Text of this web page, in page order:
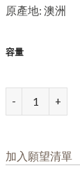
原產地: 澳洲
容量
加入願望清單